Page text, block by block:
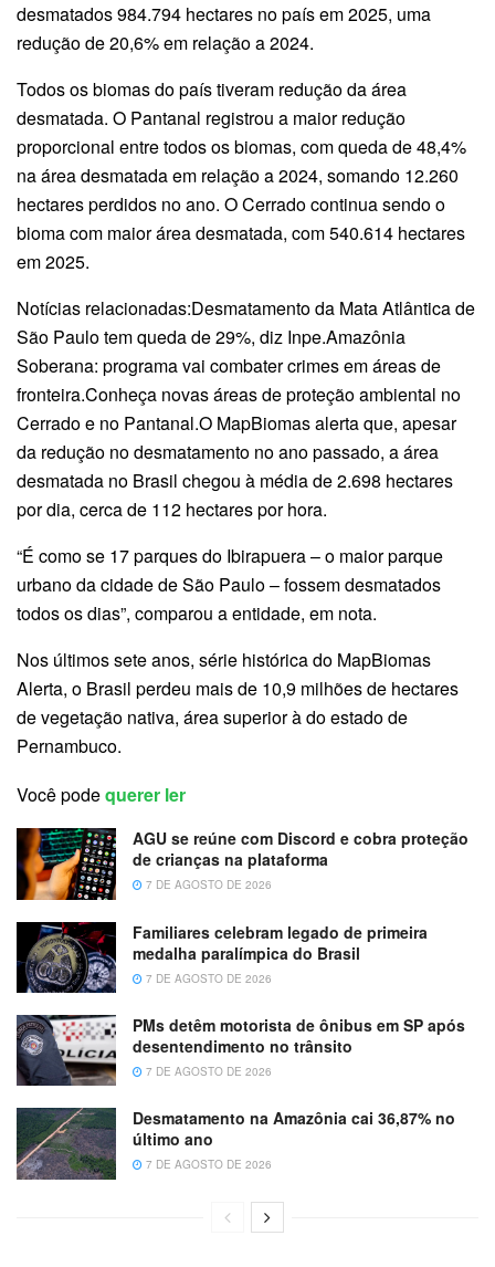
desmatados 984.794 hectares no país em 2025, uma
redução de 20,6% em relação a 2024.
Todos os biomas do país tiveram redução da área
desmatada. O Pantanal registrou a maior redução
proporcional entre todos os biomas, com queda de 48,4%
na área desmatada em relação a 2024, somando 12.260
hectares perdidos no ano. O Cerrado continua sendo o
bioma com maior área desmatada, com 540.614 hectares
em 2025.
Notícias relacionadas:Desmatamento da Mata Atlântica de
São Paulo tem queda de 29%, diz Inpe.Amazônia
Soberana: programa vai combater crimes em áreas de
fronteira.Conheça novas áreas de proteção ambiental no
Cerrado e no Pantanal.O MapBiomas alerta que, apesar
da redução no desmatamento no ano passado, a área
desmatada no Brasil chegou à média de 2.698 hectares
por dia, cerca de 112 hectares por hora.
“É como se 17 parques do Ibirapuera – o maior parque
urbano da cidade de São Paulo – fossem desmatados
todos os dias”, comparou a entidade, em nota.
Nos últimos sete anos, série histórica do MapBiomas
Alerta, o Brasil perdeu mais de 10,9 milhões de hectares
de vegetação nativa, área superior à do estado de
Pernambuco.
Você podequerer ler
AGU se reúne com Discord e cobra proteção
de crianças na plataforma
7 DE AGOSTO DE 2026
Familiares celebram legado de primeira
medalha paralímpica do Brasil
7 DE AGOSTO DE 2026
PMs detêm motorista de ônibus em SP após
desentendimento no trânsito
7 DE AGOSTO DE 2026
Desmatamento na Amazônia cai 36,87% no
último ano
7 DE AGOSTO DE 2026